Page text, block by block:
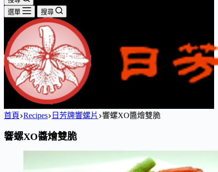
選單
搜尋
首頁 Recipes 日芳牌響螺片 響螺XO醬燴雙脆
響螺XO醬燴雙脆